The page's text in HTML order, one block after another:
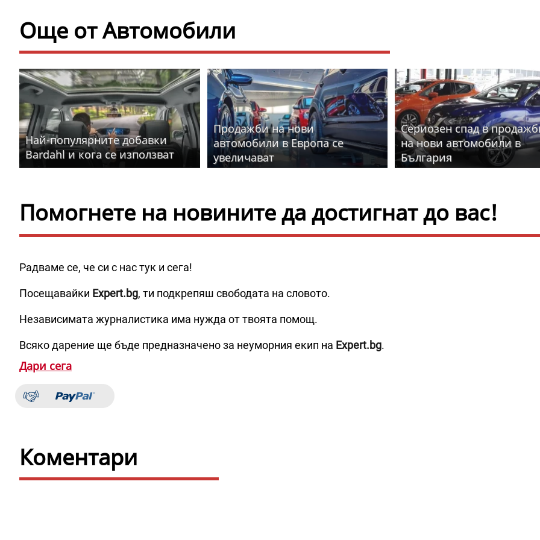
Още от Автомобили
Най-популярните добавки
Bardahl и кога се използват
Продажби на нови
автомобили в Европа се
увеличават
Сериозен спад в
на нови автомобили в
България
Помогнете на новините да достигнат до вас!
Радваме се, че си с нас тук и сега!
Посещавайки Expert.bg, ти подкрепяш свободата на словото.
Независимата журналистика има нужда от твоята помощ.
Всяко дарение ще бъде предназначено за неуморния екип на Expert.bg.
Дари сега
Коментари